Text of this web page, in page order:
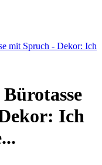
mit Spruch - Dekor: Ich
Ich